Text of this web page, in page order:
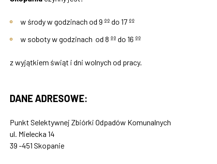
w środy w godzinach od 9 ºº do 17 ºº
w soboty w godzinach od 8 ºº do 16 ºº
z wyjątkiem świąt i dni wolnych od pracy.
DANE ADRESOWE:
Punkt Selektywnej Zbiórki Odpadów Komunalnych
ul. Mielecka 14
39 -451 Skopanie